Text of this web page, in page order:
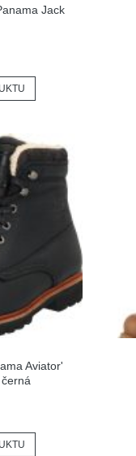
Jack
Aviator'